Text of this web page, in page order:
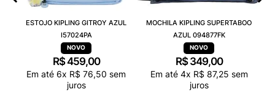
ESTOJO KIPLING GITROY AZUL
I57024PA
R$459,00
Em até 6x R$ 76,50 sem
juros
MOCHILA KIPLING SUPERTABOO
AZUL 094877FK
R$ 349,00
Em até 4x R$ 87,25 sem
juros